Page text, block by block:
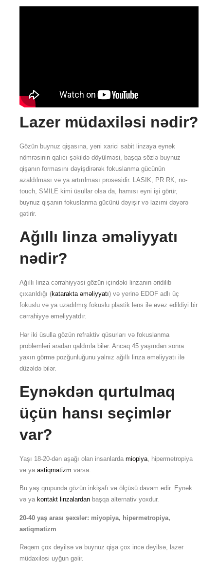
Lazer müdaxiləsi nədir?
Gözün buynuz qişasına, yəni xarici sabit linzaya eynək
nömrəsinin qalıcı şəkildə döyülməsi, başqa sözlə buynuz
qişanın formasını dəyişdirərək fokuslanma gücünün
azaldılması və ya artırılması prosesidir. LASIK, PR RK, no-
touch, SMILE kimi üsullar olsa da, hamısı eyni işi görür,
buynuz qişanın fokuslanma gücünü dəyişir və lazımi dəyərə
gətirir.
Ağıllı linza əməliyyatı
nədir?
Ağıllı linza cərrahiyyəsi gözün içindəki linzanın əridilib
çıxarıldığı (katarakta əməliyyatı) və yerinə EDOF adlı üç
fokuslu və ya uzadılmış fokuslu plastik lens ilə əvəz edildiyi bir
cərrahiyyə əməliyyatdır.
Hər iki üsulla gözün refraktiv qüsurları və fokuslanma
problemləri aradan qaldırıla bilər. Ancaq 45 yaşından sonra
yaxın görmə pozğunluğunu yalnız ağıllı linza əməliyyatı ilə
düzəldə bilər.
Eynəkdən qurtulmaq
üçün hansı seçimlər
var?
Yaşı 18-20-dən aşağı olan insanlarda miopiya , hipermetropiya
və ya astiqmatizm varsa:
Bu yaş qrupunda gözün inkişafı və ölçüsü davam edir. Eynək
və ya kontakt linzalardan başqa alternativ yoxdur.
20-40 yaş arası şəxslər: miyopiya, hipermetropiya,
astiqmatizm
Rəqəm çox deyilsə və buynuz qişa çox incə deyilsə, lazer
müdaxiləsi uyğun gəlir.